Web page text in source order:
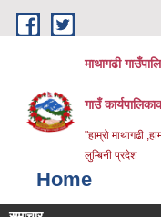
Skip to main content
माथागढी
गाउँ
"हाम्रो माथागढी
लुम्बिनी प्रदेश
Home